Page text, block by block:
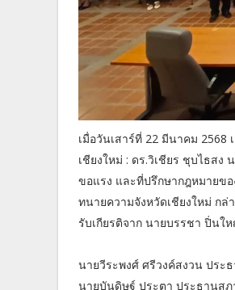
เมื่อวันเสาร์ที่ 22 มีนาคม 2568
เชียงใหม่ : ดร.วิเชียร ชุบไธส
ขอแรง และที่ปรึกษากฎหมายข
ทนายความจังหวัดเชียงใหม่ ก
รับเกียรติจาก นายบรรชา ปิ่นใ
นายวีระพงศ์ ศรีวงค์สงวน ประ
นายบันดิษฐ์ ปุระตา ประธานสภ